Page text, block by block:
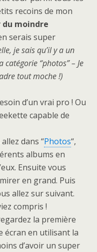
recoins de mon
du moindre
serais super
je sais qu’il y a un
catégorie “photos” – Je
tout moche !)
d’un vrai pro ! Ou
capable de
dans “Photos“,
albums en
Ensuite vous
en grand. Puis
allez sur suivant.
compris !
la première
écran en utilisant la
d’avoir un super